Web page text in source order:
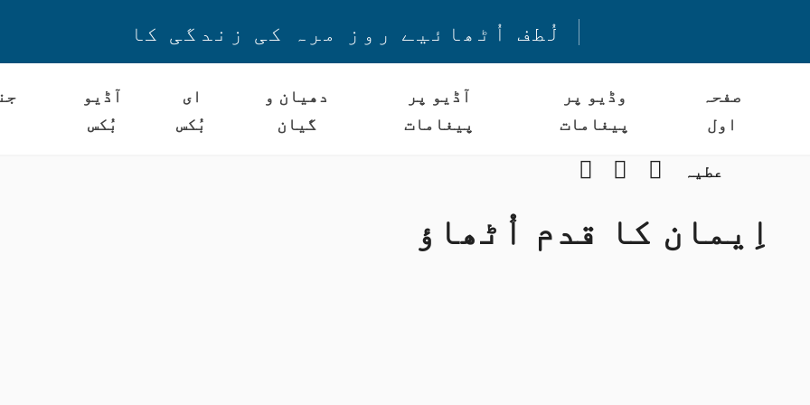
لُطف اُٹھائیے روز مرہ کی زندگی کا
صفحہ
اول
وڈیو پر
پیغامات
آڈیو پر
پیغامات
دھیان و
گیان
ای
بُکس
آڈیو
بُکس
عطیہ Facebook
YouTube
اِیمان کا قدم اُٹھاؤ